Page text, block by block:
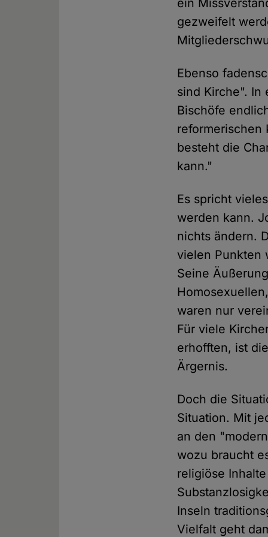
ein
gezweifelt
Ebenso
sind Kirche". In
Bischöfe
reformerischen
besteht die
kann."
Es spricht
werden kann.
nichts ändern.
vielen Punkten
Seine
waren nur
Für viele
erhofften, ist
Ärgernis.
Doch die
Situation. Mit
an den
wozu braucht
religiöse
Inseln
Vielfalt geht